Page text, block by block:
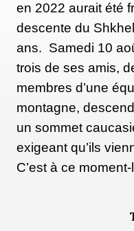
en 2022 aurait été
descente du
ans. Samedi 10
trois de ses amis,
membres d’une
montagne,
un sommet
exigeant qu’ils
C’est à ce